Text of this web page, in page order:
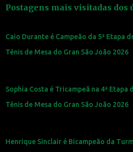
Postagens mais visitadas dos
Caio Durante é Campeão da 5ª Etapa
Tênis de Mesa do Gran São João 2026
Sophia Costa é Tricampeã na 4ª Etapa
Tênis de Mesa do Gran São João 2026
Henrique Sinclair é Bicampeão da